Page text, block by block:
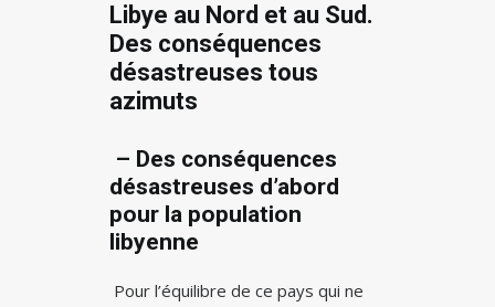
Libye au Nord et au Sud.
Des conséquences
désastreuses tous
azimuts
– Des conséquences
désastreuses d’abord
pour la population
libyenne
Pour l’équilibre de ce pays qui ne